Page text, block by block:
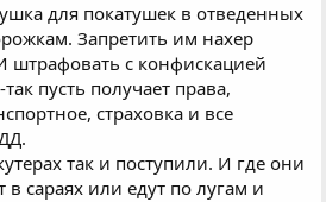
для покатушек в отведенных
Запретить им нахер
штрафовать с конфискацией
пусть получает права,
страховка и все
так и поступили. И где они
в сараях или едут по лугам и